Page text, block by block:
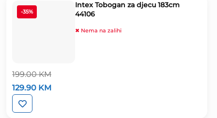
-35%
199.00KM
Izvorna
cijena
bila
je:
129.90 KM
Intex Tobogan za djecu 183cm
44106
✖ Nema na zalihi